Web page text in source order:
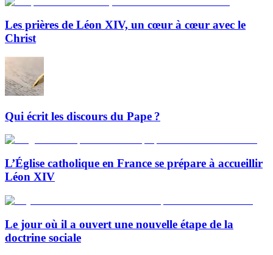
Les prières de Léon XIV, un cœur à cœur avec le
Christ
Qui écrit les discours du Pape ?
L’Église catholique en France se prépare à accueillir
Léon XIV
Le jour où il a ouvert une nouvelle étape de la
doctrine sociale